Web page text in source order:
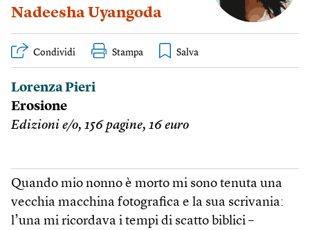
Nadeesha Uyangoda
Condividi Stampa
Lorenza Pieri
Erosione
Edizioni e/o, 156 pagine, 16 euro
Quando mio nonno è morto mi sono tenuta una
vecchia macchina fotografica e la sua scrivania:
l’una mi ricordava i tempi di scatto biblici –